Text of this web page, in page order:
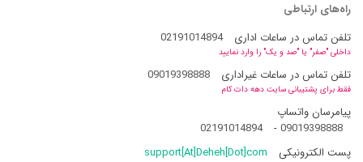
راه‌های ارتباطی
تلفن تماس در ساعات اداری
02191014894
داخلی "صفر" یا "صد و یک" را وارد نمایید
تلفن تماس در ساعات غیراداری 09019398888
فقط برای پشتیبانی سایت دهه دات کام
پیامرسان واتساپ
09019398888
-
02191014894
پست الکترونیکی
support[At]Deheh[Dot]com